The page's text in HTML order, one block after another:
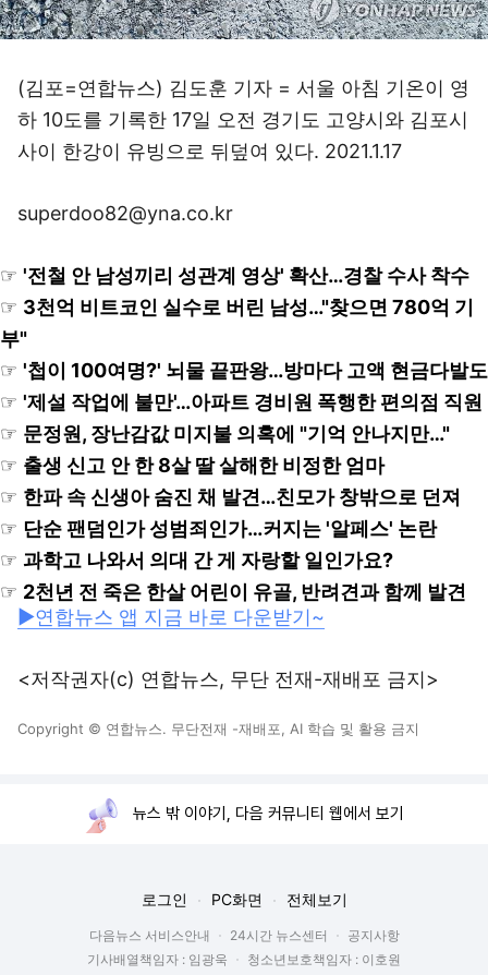
(김포=연합뉴스) 김도훈 기자 = 서울 아침 기온이 영
하 10도를 기록한 17일 오전 경기도 고양시와 김포시
사이 한강이 유빙으로 뒤덮여 있다. 2021.1.17
superdoo82@yna.co.kr
☞ '전철 안 남성끼리 성관계 영상' 확산…경찰 수사 착수
☞ 3천억 비트코인 실수로 버린 남성…"찾으면 780억 기
부"
☞ '첩이 100여명?' 뇌물 끝판왕…방마다 고액 현금다발도
☞ '제설 작업에 불만'…아파트 경비원 폭행한 편의점 직원
☞ 문정원, 장난감값 미지불 의혹에 "기억 안나지만…"
☞ 출생 신고 안 한 8살 딸 살해한 비정한 엄마
☞ 한파 속 신생아 숨진 채 발견…친모가 창밖으로 던져
☞ 단순 팬덤인가 성범죄인가…커지는 '알페스' 논란
☞ 과학고 나와서 의대 간 게 자랑할 일인가요?
☞ 2천년 전 죽은 한살 어린이 유골, 반려견과 함께 발견
▶연합뉴스 앱 지금 바로 다운받기~
<저작권자(c) 연합뉴스, 무단 전재-재배포 금지>
Copyright © 연합뉴스. 무단전재 -재배포, AI 학습 및 활용 금지
뉴스 밖 이야기, 다음 커뮤니티 웹에서 보기
로그인 PC화면 전체보기
다음뉴스 서비스안내 24시간 뉴스센터
공지사항
기사배열책임자 : 임광욱
청소년보호책임자 : 이호원